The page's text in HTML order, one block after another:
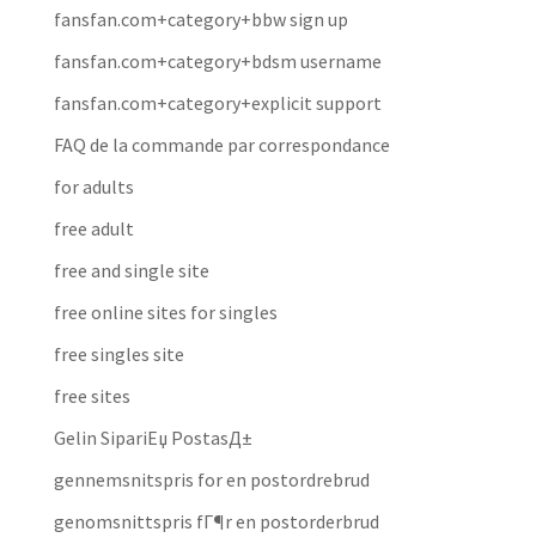
fansfan.com+category+bbw sign up
fansfan.com+category+bdsm username
fansfan.com+category+explicit support
FAQ de la commande par correspondance
for adults
free adult
free and single site
free online sites for singles
free singles site
free sites
Gelin SipariЕџ PostasД±
gennemsnitspris for en postordrebrud
genomsnittspris fГ¶r en postorderbrud